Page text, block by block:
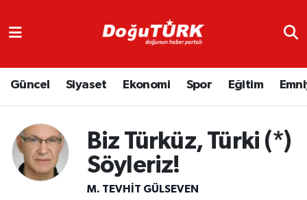
Güncel Siyaset Ekonomi Spor Eğitim
Biz Türküz, Türki (*)
Söyleriz!
M. TEVHIT GÜLSEVEN
Asayiş
Bölge
Eğitim
Trafik Durumu
Süper Lig Puan Durumu ve Fikstür
Tüm Manşetler
Son Dakika Haberleri